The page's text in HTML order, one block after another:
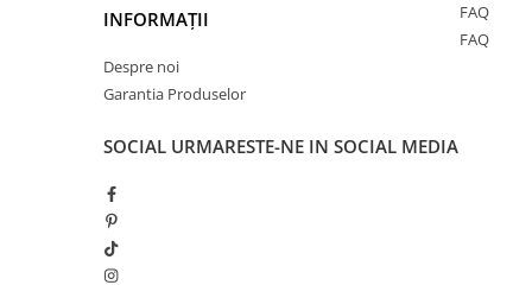
INFORMAȚII
Despre noi
Garantia Produselor
FAQ
FAQ
SOCIAL URMARESTE-NE IN SOCIAL MEDIA